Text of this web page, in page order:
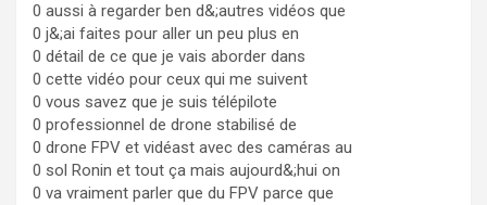
0 aussi à regarder ben d&;autres vidéos que
0 j&;ai faites pour aller un peu plus en
0 détail de ce que je vais aborder dans
0 cette vidéo pour ceux qui me suivent
0 vous savez que je suis télépilote
0 professionnel de drone stabilisé de
0 drone FPV et vidéast avec des caméras au
0 sol Ronin et tout ça mais aujourd&;hui on
0 va vraiment parler que du FPV parce que